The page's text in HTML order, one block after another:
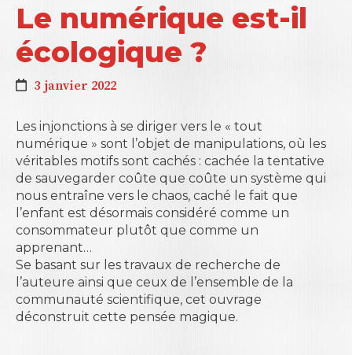
Le numérique est-il
écologique ?
3 janvier 2022
Les injonctions à se diriger vers le « tout
numérique » sont l’objet de manipulations, où les
véritables motifs sont cachés : cachée la tentative
de sauvegarder coûte que coûte un système qui
nous entraîne vers le chaos, caché le fait que
l’enfant est désormais considéré comme un
consommateur plutôt que comme un
apprenant…
Se basant sur les travaux de recherche de
l’auteure ainsi que ceux de l’ensemble de la
communauté scientifique, cet ouvrage
déconstruit cette pensée magique.